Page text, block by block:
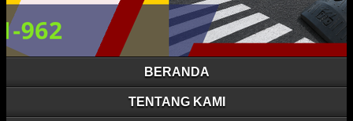
BERANDA
TENTANG KAMI